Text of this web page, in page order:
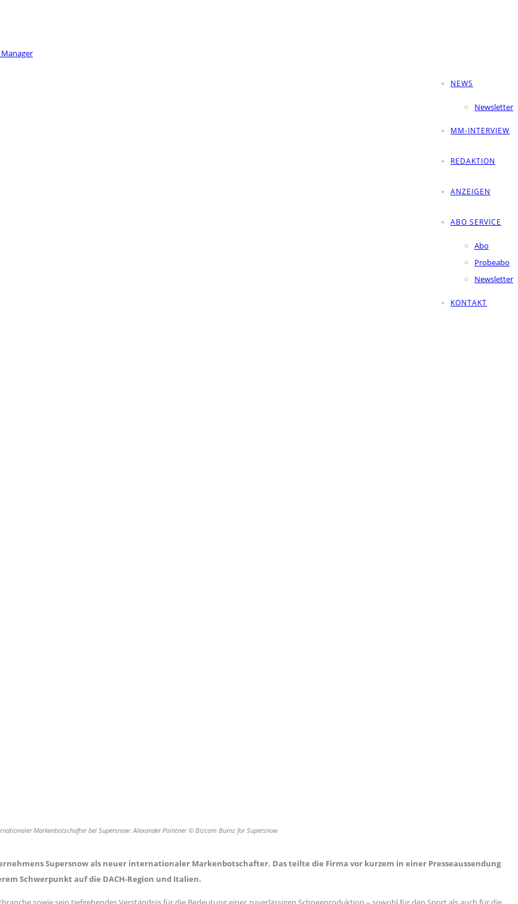
NEWS
Newsletter
MM-INTERVIEW
REDAKTION
ANZEIGEN
ABO SERVICE
Abo
Probeabo
Newsletter
KONTAKT
Markenbotschafter bei Supersnow: Alexander Pointner © Bizcom Burnz for Supersnow
Supersnow als neuer internationaler Markenbotschafter. Das teilte die Firma vor kurzem in einer Presseaussendung
Schwerpunkt auf die DACH-Region und Italien.